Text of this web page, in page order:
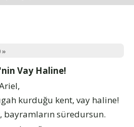
»
Vay Haline!
kurduğu kent, vay haline!
bayramların süredursun.